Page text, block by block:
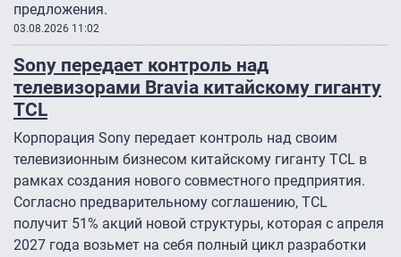
предложения.
03.08.2026 11:02
Sony передает контроль над
телевизорами Bravia китайскому гиганту
TCL
Корпорация Sony передает контроль над своим
телевизионным бизнесом китайскому гиганту TCL в
рамках создания нового совместного предприятия.
Согласно предварительному соглашению, TCL
получит 51% акций новой структуры, которая с апреля
2027 года возьмет на себя полный цикл разработки